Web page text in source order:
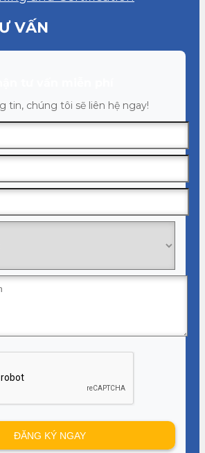
VẤN
tin, chúng tôi sẽ liên hệ ngay!